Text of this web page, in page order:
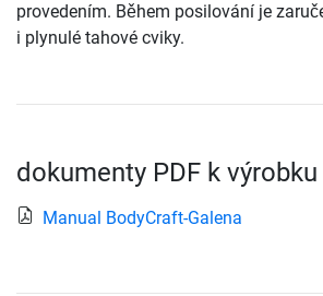
provedením. Během posilování je
i plynulé tahové cviky.
dokumenty PDF k výrobku
Manual BodyCraft-Galena